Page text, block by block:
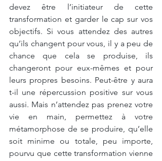
devez être l’initiateur de cette
transformation et garder le cap sur vos
objectifs. Si vous attendez des autres
qu’ils changent pour vous, il y a peu de
chance que cela se produise, ils
changeront pour eux-mêmes et pour
leurs propres besoins. Peut-être y aura
t-il une répercussion positive sur vous
aussi. Mais n’attendez pas prenez votre
vie en main, permettez à votre
métamorphose de se produire, qu’elle
soit minime ou totale, peu importe,
pourvu que cette transformation vienne